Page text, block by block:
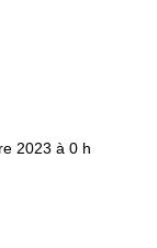
2023 à 0 h